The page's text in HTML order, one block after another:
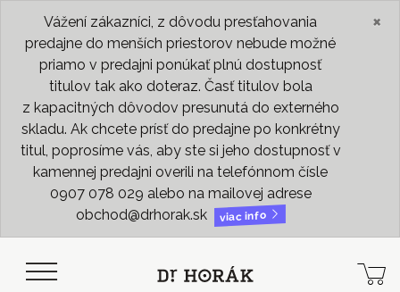
Vážení zákazníci, z dôvodu presťahovania
predajne do menších priestorov nebude možné
priamo v predajni ponúkať plnú dostupnosť
titulov tak ako doteraz. Časť titulov bola
z kapacitných dôvodov presunutá do externého
skladu. Ak chcete prísť do predajne po konkrétny
titul, poprosíme vás, aby ste si jeho dostupnosť v
kamennej predajni overili na telefónnom čísle
0907 078 029 alebo na mailovej adrese
obchod@drhorak.sk
viac info
×